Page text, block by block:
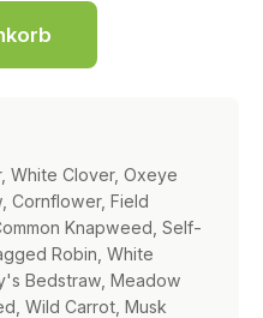
White Clover, Oxeye
Cornflower, Field
Knapweed, Self-
Robin, White
Bedstraw, Meadow
Wild Carrot, Musk